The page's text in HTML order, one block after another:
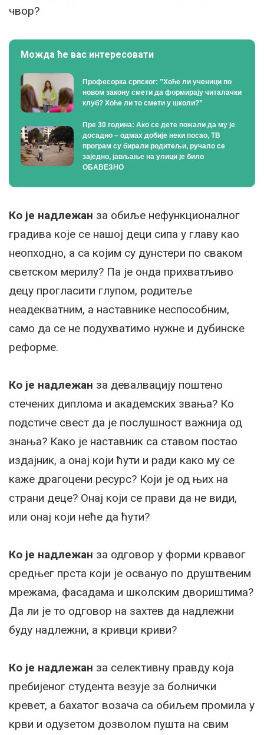
чвор?
Можда ће вас интересовати
Професорка српског: ”Хоће ли ученици по
новом закону смети да формирају читалачки
клуб? Хоће ли то смети у школи?”
Пре 30 година: Ако се дете пожали да му је
досадно – одмах добије неки посао, ТВ
програм су бирали родитељи, ручало се
заједно, јављање на улици је било
ОБАВЕЗНО
Ко је надлежан за обиље нефункционалног
градива које се нашој деци сипа у главу као
неопходно, а са којим су дунстери по сваком
светском мерилу? Па је онда прихватљиво
децу прогласити глупом, родитеље
неадекватним, а наставнике неспособним,
само да се не подухватимо нужне и дубинске
реформе.
Ко је надлежан за девалвацију поштено
стечених диплома и академских звања? Ко
подстиче свест да је послушност важнија од
знања? Како је наставник са ставом постао
издајник, а онај који ћути и ради како му се
каже драгоцени ресурс? Који је од њих на
страни деце? Онај који се прави да не види,
или онај који неће да ћути?
Ко је надлежан за одговор у форми крвавог
средњег прста који је освануо по друштвеним
мрежама, фасадама и школским двориштима?
Да ли је то одговор на захтев да надлежни
буду надлежни, а кривци криви?
Ко је надлежан за селективну правду која
пребијеног студента везује за болнички
кревет, а бахатог возача са обиљем промила у
крви и одузетом дозволом пушта на свим